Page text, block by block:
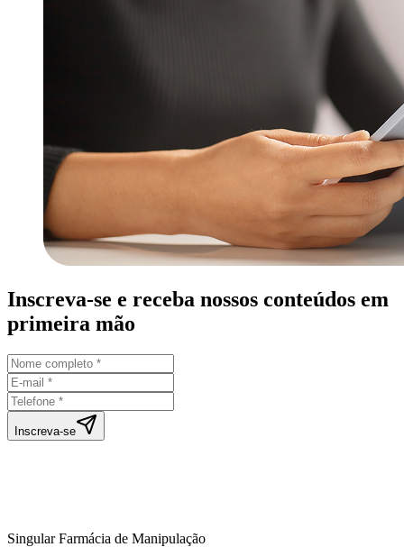
Inscreva-se e receba nossos conteúdos em
primeira mão
Inscreva-se
Singular Farmácia de Manipulação